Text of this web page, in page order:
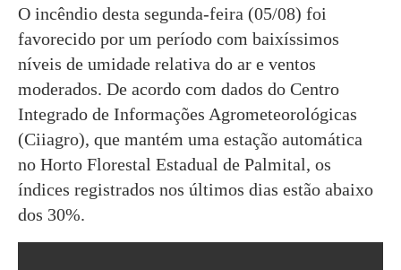
O incêndio desta segunda-feira (05/08) foi
favorecido por um período com baixíssimos
níveis de umidade relativa do ar e ventos
moderados. De acordo com dados do Centro
Integrado de Informações Agrometeorológicas
(Ciiagro), que mantém uma estação automática
no Horto Florestal Estadual de Palmital, os
índices registrados nos últimos dias estão abaixo
dos 30%.